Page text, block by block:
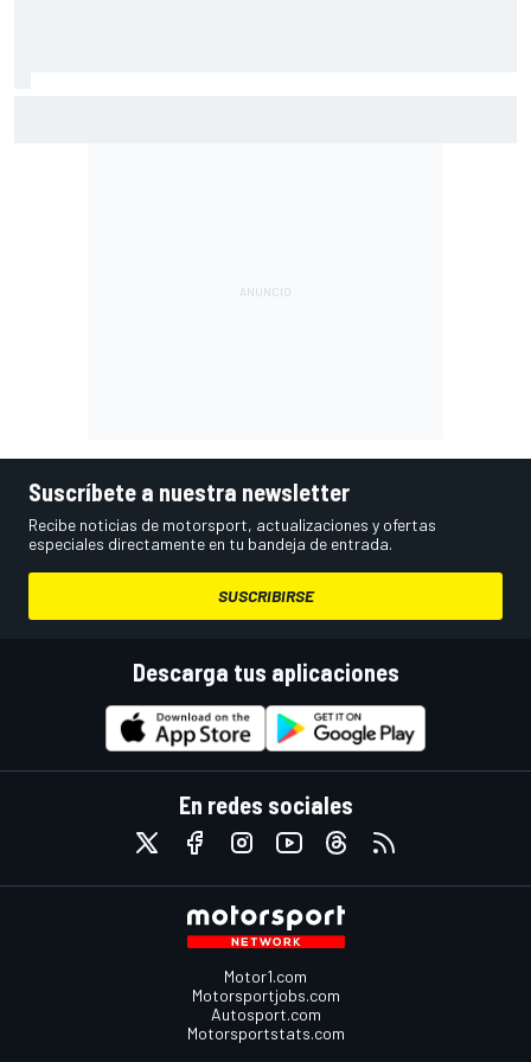
Suscríbete a nuestra newsletter
Recibe noticias de motorsport, actualizaciones y ofertas
especiales directamente en tu bandeja de entrada.
SUSCRIBIRSE
Descarga tus aplicaciones
En redes sociales
Motor1.com
Motorsportjobs.com
Autosport.com
Motorsportstats.com